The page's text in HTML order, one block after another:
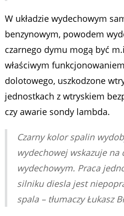
W układzie wydechowym
benzynowym, powodem
czarnego dymu mogą być
właściwym
dolotowego, uszkodzone
jednostkach z wtryskiem
czy awarie sondy lambda.
Czarny kolor spalin
wydechowej wskazuje na
wydechowym. Praca
silniku diesla jest
spala – tłumaczy Łukasz